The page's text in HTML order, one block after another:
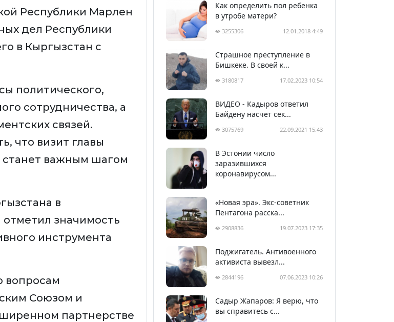
Республики Марлен
дел Республики
в Кыргызстан с
политического,
сотрудничества, а
связей.
что визит главы
станет важным шагом
в
значимость
инструмента
вопросам
Союзом и
партнерстве
Как определить пол ребенка
в утробе матери?
3255306 12.01.2018 4:49
Страшное преступление в
Бишкеке. В своей к...
3180817 17.02.2023 10:54
ВИДЕО - Кадыров ответил
Байдену насчет сек...
3075769 22.09.2021 15:43
В Эстонии число
заразившихся
коронавирусом...
«Новая эра». Экс-советник
Пентагона расска...
2908836 19.07.2023 17:35
Поджигатель. Антивоенного
активиста вывезл...
2844196 07.06.2023 10:26
Садыр Жапаров: Я верю, что
вы справитесь с...